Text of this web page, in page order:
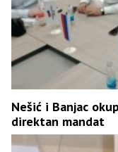
Nešić i Banjac
direktan mandat